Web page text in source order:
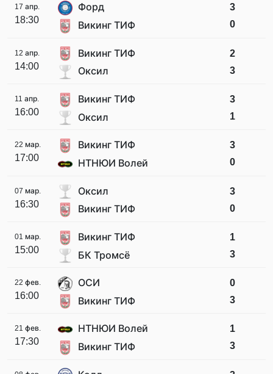
17 апр.
18:30
Форд
Викинг ТИФ
3
0
12 апр.
14:00
Викинг ТИФ
Оксил
2
3
11 апр.
16:00
Викинг ТИФ
Оксил
3
1
22 мар.
17:00
Викинг ТИФ
НТНЮИ Волей
3
0
07 мар.
16:30
Оксил
Викинг ТИФ
3
0
01 мар.
15:00
Викинг ТИФ
БК Тромсё
1
3
22 фев.
16:00
ОСИ
Викинг ТИФ
0
3
21 фев.
17:30
НТНЮИ Волей
Викинг ТИФ
1
3